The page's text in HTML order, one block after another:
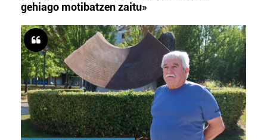
gehiago motibatzen zaitu»